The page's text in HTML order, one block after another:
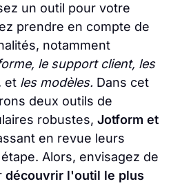
un outil pour votre
prendre en compte de
notamment
le support client, les
et les modèles. Dans cet
deux outils de
robustes, Jotform et
en revue leurs
Alors, envisagez de
découvrir l'outil le plus